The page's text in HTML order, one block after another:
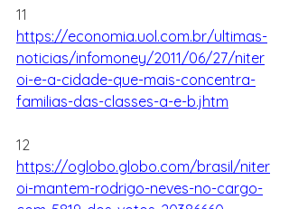
11
https://economia.uol.com.br/ultimas-
noticias/infomoney/2011/06/27/niter
oi-e-a-cidade-que-mais-concentra-
familias-das-classes-a-e-b.jhtm
12
https://oglobo.globo.com/brasil/niter
oi-mantem-rodrigo-neves-no-cargo-